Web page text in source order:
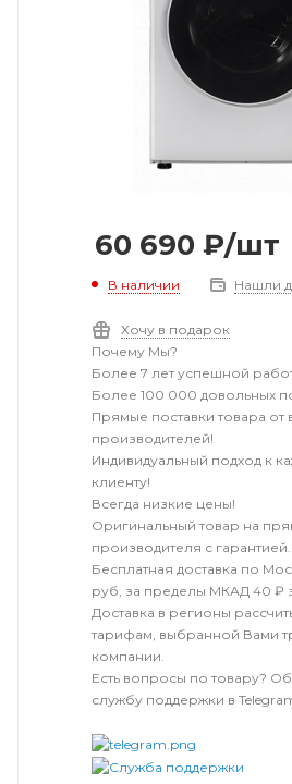
60 690 ₽/шт
В наличии Нашли
Хочу в подарок
Почему Мы?
Более 7 лет успешной
Более 100 000 довольных
Прямые поставки товара от
производителей!
Индивидуальный подход к
клиенту!
Всегда низкие цены!
Оригинальный товар на
производителя с гарантией.
Бесплатная доставка по
руб, за пределы МКАД 40 ₽
Доставка в регионы
тарифам, выбранной Вами
компании.
Есть вопросы по товару?
службу поддержки в